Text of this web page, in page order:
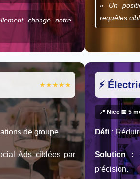
changé notre
« Un
requêtes
★★★★★
de groupe.
Ads ciblées par
⚡
📍 Nice 📅 5
Défi :
Solution :
précision.